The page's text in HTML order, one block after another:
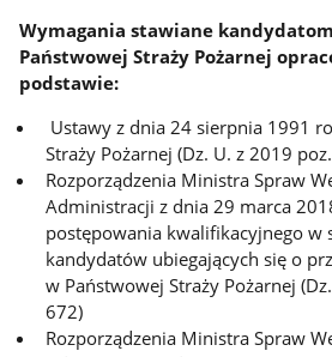
Wymagania stawiane
Państwowej Straży Pożarnej
podstawie:
Ustawy z dnia 24 sierpnia 1991
Straży Pożarnej (Dz. U. z 2019
Rozporządzenia Ministra Spraw
Administracji z dnia 29 marca
postępowania kwalifikacyjnego w
kandydatów ubiegających się o
w Państwowej Straży Pożarnej
672)
Rozporządzenia Ministra Spraw